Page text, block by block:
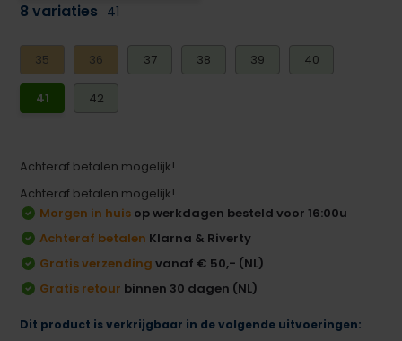
8 variaties 41
35 36 37 38 39 40
41 42
Achteraf betalen mogelijk!
Achteraf betalen mogelijk!
Morgen in huis op werkdagen besteld voor 16:00u
Achteraf betalen Klarna & Riverty
Gratis verzending vanaf € 50,- (NL)
Gratis retour binnen 30 dagen (NL)
Dit product is verkrijgbaar in de volgende uitvoeringen: